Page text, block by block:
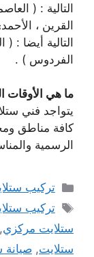
التالية : (
القرين ،
التالية أيضا : (
الفردوس ) .
ما هي الأوقات
كافة مناطق
الرسمية
التصنيفات
تركيب
الوسوم
تركيب
ستلايت مركزي,
ستلايت, صيانة